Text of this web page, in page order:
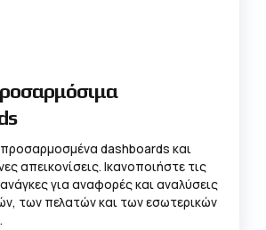
dashboards και
απεικονίσεις. Ικανοποιήστε τις
για αναφορές και αναλύσεις
των πελατών και των εσωτερικών